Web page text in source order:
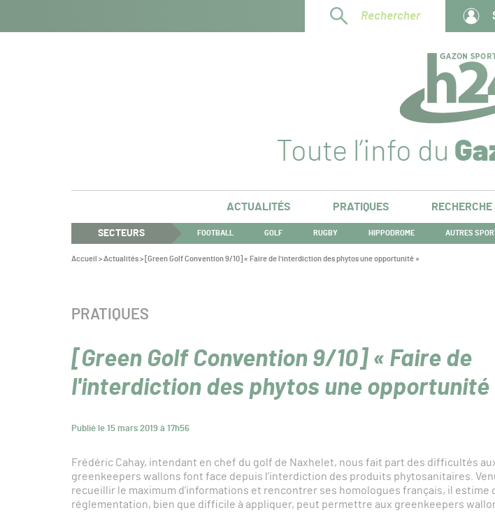
Rechercher
Toute l’info du
ACTUALITÉS PRATIQUES
SECTEURS FOOTBALL GOLF RUGBY HIPPODROME AUTRES
Vous
Accueil >Actualités> [Green Golf Convention 9/10] « Faire de l'interdiction des phytos une opportunité »
[Green Golf Convention 9/10] « Faire de
l'interdiction des phytos une opportunité
Publié le 15 mars 2019 à 17h56
CATÉGORIE :
PRATIQUES
Frédéric Cahay, intendant en chef du golf de Naxhelet, nous fait part des difficultés
greenkeepers wallons font face depuis l’interdiction des produits phytosanitaires.
recueillir le maximum d’informations et rencontrer ses homologues français, il estime
réglementation, bien que difficile à appliquer, peut permettre aux greenkeepers